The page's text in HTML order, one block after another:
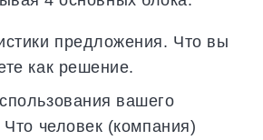
предложения. Что вы
как решение.
вашего
Что человек (компания)